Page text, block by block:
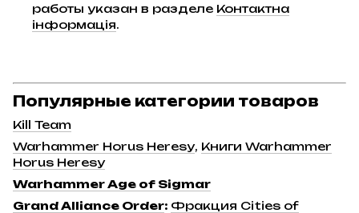
работы указан в разделе Контактна
інформація.
Популярные категории товаров
Kill Team
Warhammer Horus Heresy, Книги Warhammer
Horus Heresy
Warhammer Age of Sigmar
Grand Alliance Order: Фракция Cities of